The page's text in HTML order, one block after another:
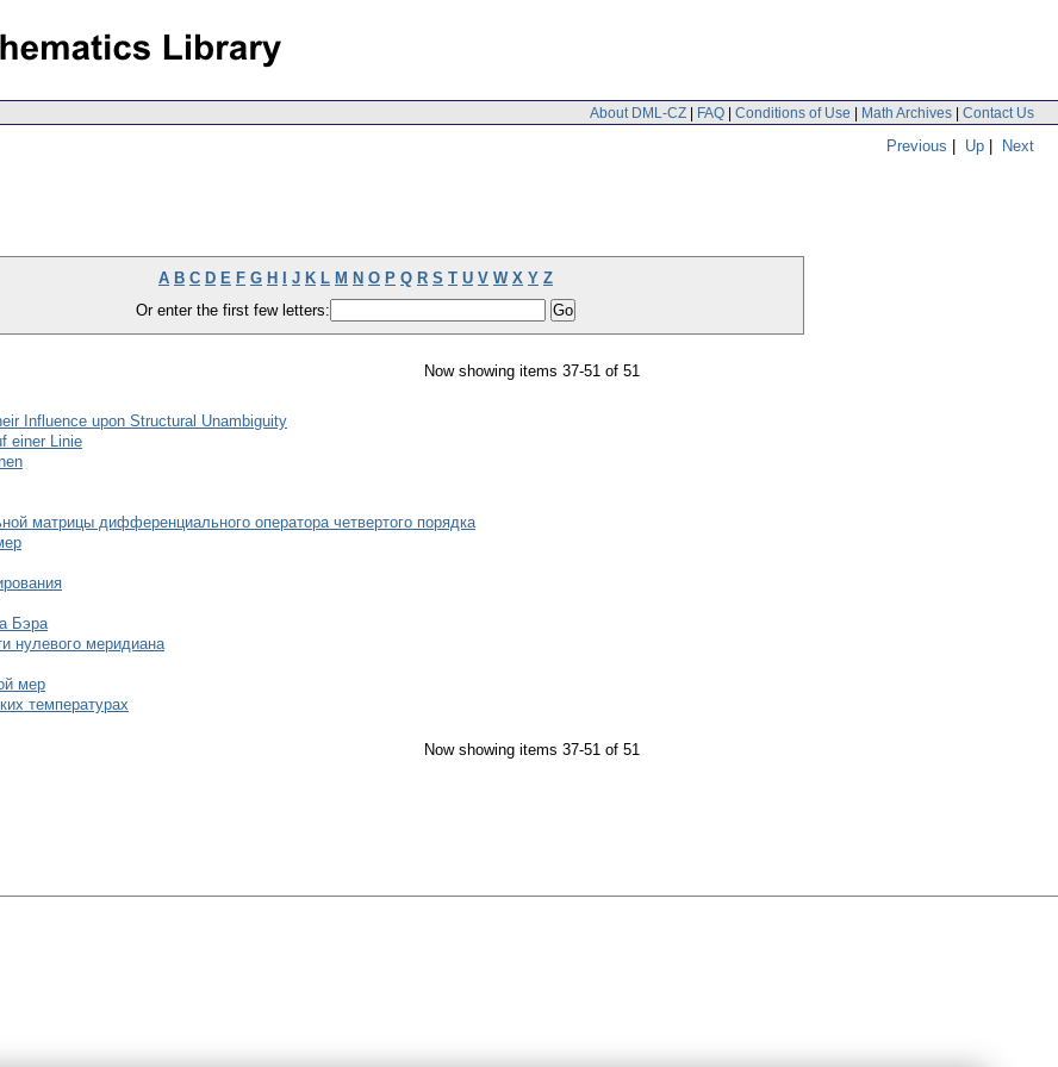
About DML-CZ | FAQ | Conditions of Use | Math Archives | Contact Us
Previous | Up | Next
A B C D E F G H J K L M N O P Q R S T U V W X Y Z
Or enter the first few letters:
Now showing items 37-51 of 51
Influence upon Structural Unambiguity
einer Linie
матрицы дифференциального оператора четвертого порядка
Бэра
нулевого меридиана
мер
температурах
Now showing items 37-51 of 51